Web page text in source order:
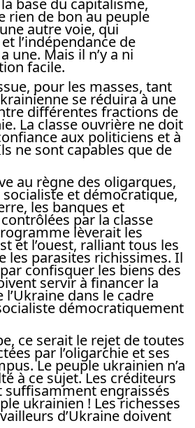
rien de bon au peuple
autre voie, qui
l’indépendance de
une. Mais il n’y a ni
facile.
pour les masses, tant
se réduira à une
différentes fractions de
La classe ouvrière ne doit
aux politiciens et à
ne sont capables que de
au règne des oligarques,
socialiste et démocratique,
les banques et
par la classe
lèverait les
et l’ouest, ralliant tous les
les parasites richissimes. Il
confisquer les biens des
servir à financer la
dans le cadre
démocratiquement
ce serait le rejet de toutes
par l’oligarchie et ses
Le peuple ukrainien n’a
à ce sujet. Les créditeurs
suffisamment engraissés
ukrainien ! Les richesses
d’Ukraine doivent